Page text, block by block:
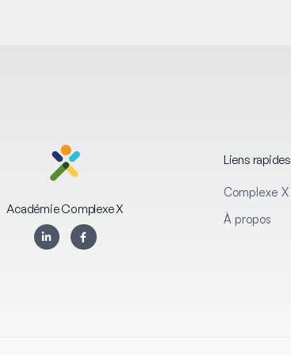
Académie Complexe X
L
i
n
F
a
c
Liens rapides
Complexe X
À propos